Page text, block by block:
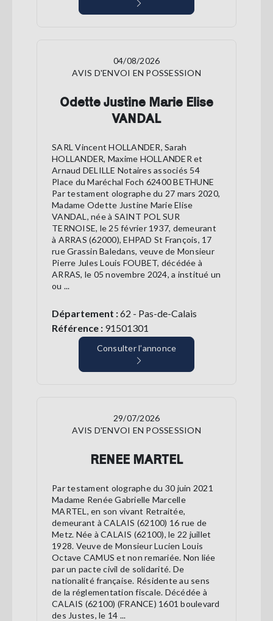
04/08/2026
AVIS D'ENVOI EN POSSESSION
Odette Justine Marie Elise
VANDAL
SARL Vincent HOLLANDER, Sarah
HOLLANDER, Maxime HOLLANDER et
Arnaud DELILLE Notaires associés 54
Place du Maréchal Foch 62400 BETHUNE
Par testament olographe du 27 mars 2020,
Madame Odette Justine Marie Elise
VANDAL, née à SAINT POL SUR
TERNOISE, le 25 février 1937, demeurant
à ARRAS (62000), EHPAD St François, 17
rue Grassin Baledans, veuve de Monsieur
Pierre Jules Louis FOUBET, décédée à
ARRAS, le 05 novembre 2024, a institué un
ou ...
Département :62 - Pas-de-Calais
Référence : 91501301
Consulter l’annonce
29/07/2026
AVIS D'ENVOI EN POSSESSION
RENEE MARTEL
Par testament olographe du 30 juin 2021
Madame Renée Gabrielle Marcelle
MARTEL, en son vivant Retraitée,
demeurant à CALAIS (62100) 16 rue de
Metz. Née à CALAIS (62100), le 22 juillet
1928. Veuve de Monsieur Lucien Louis
Octave CAMUS et non remariée. Non liée
par un pacte civil de solidarité. De
nationalité française. Résidente au sens
de la réglementation fiscale. Décédée à
CALAIS (62100) (FRANCE) 1601 boulevard
des Justes, le 14 ...